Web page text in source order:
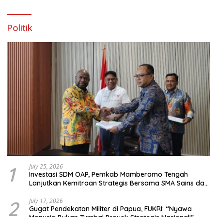
Politik
1 July 25, 2026
Investasi SDM OAP, Pemkab Mamberamo Tengah
Lanjutkan Kemitraan Strategis Bersama SMA Sains dan
2 July 17, 2026
Gugat Pendekatan Militer di Papua, FUKRI: “Nyawa